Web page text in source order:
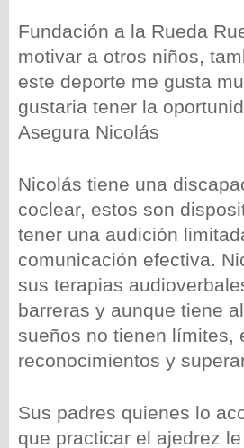
Fundación a la Rueda
motivar a otros niños,
este deporte me gusta
gustaria tener la
Asegura Nicolás
Nicolás tiene una
coclear, estos son
tener una audición
comunicación efectiva.
sus terapias
barreras y aunque tiene
sueños no tienen límites,
reconocimientos y
Sus padres quienes lo
que practicar el ajedrez